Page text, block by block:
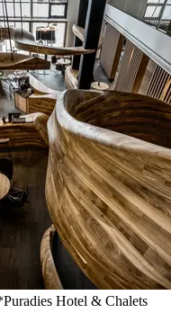
Hotel & Chalets